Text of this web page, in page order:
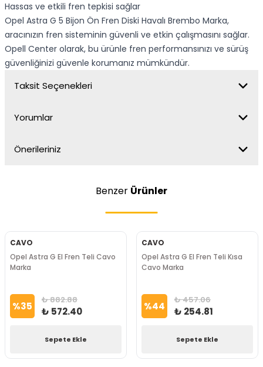
Hassas ve etkili fren tepkisi sağlar
Opel Astra G 5 Bijon Ön Fren Diski Havalı Brembo Marka,
aracınızın fren sisteminin güvenli ve etkin çalışmasını sağlar.
Opell Center olarak, bu ürünle fren performansınızı ve sürüş
güvenliğinizi güvenle korumanız mümkündür.
Taksit Seçenekleri
Yorumlar
Önerileriniz
Benzer Ürünler
CAVO
Opel Astra G El Fren Teli Cavo
Marka
%35 ₺ 882.88
₺ 572.40
Sepete Ekle
CAVO
Opel Astra G El Fren Teli Kısa
Cavo Marka
%44 ₺ 457.06
₺ 254.81
Sepete Ekle